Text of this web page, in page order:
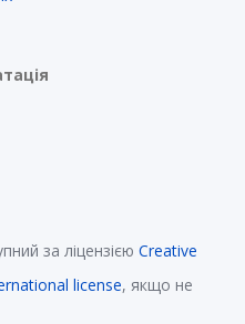
за ліцензією Creative
license, якщо не